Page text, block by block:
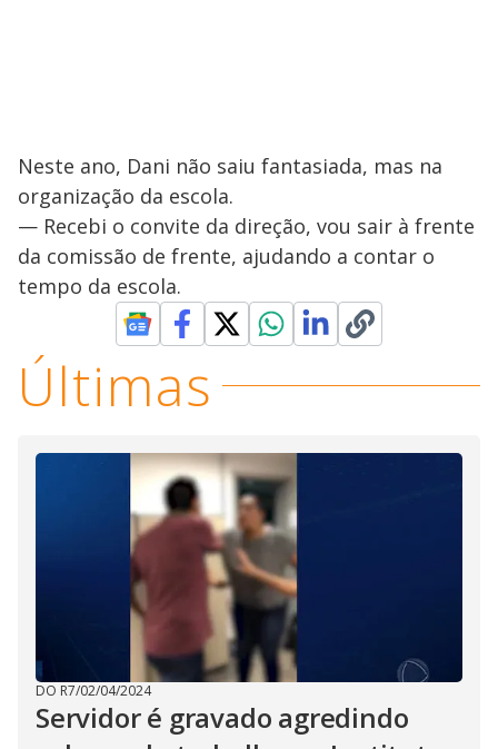
Neste ano, Dani não saiu fantasiada, mas na
organização da escola.
— Recebi o convite da direção, vou sair à frente
da comissão de frente, ajudando a contar o
tempo da escola.
Últimas
DO R7/02/04/2024
Servidor é gravado agredindo